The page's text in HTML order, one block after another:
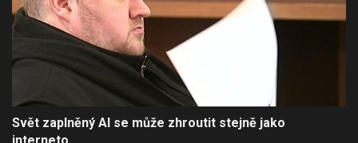
Svět zaplněný AI se může zhroutit stejně jako